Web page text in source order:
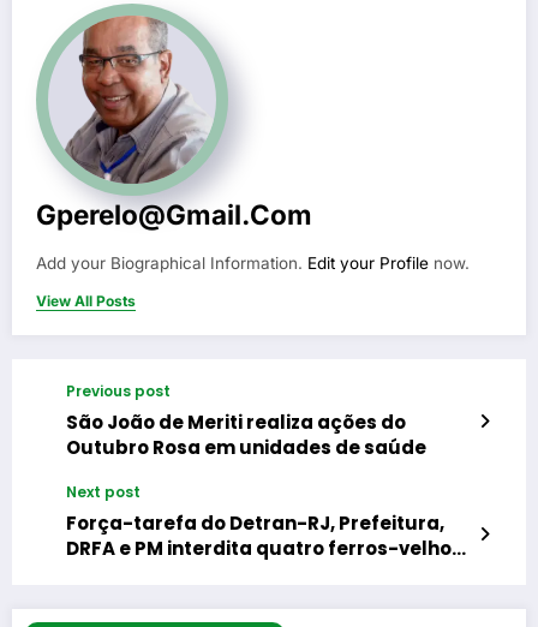
Gperelo@gmail.com
Add your Biographical Information. Edit your Profile now.
View All Posts
Previous post
São João de Meriti realiza ações do
Outubro Rosa em unidades de saúde
Next post
Força-tarefa do Detran-RJ, Prefeitura,
DRFA e PM interdita quatro ferros-velhos